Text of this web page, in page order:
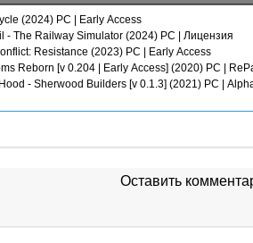
(2024) PC | Early Access
- The Railway Simulator (2024) PC | Лицензия
Resistance (2023) PC | Early Access
Reborn [v 0.204 | Early Access] (2020) PC |
- Sherwood Builders [v 0.1.3] (2021) PC |
Оставить